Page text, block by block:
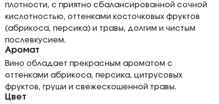
плотности, с приятно сбалансированной сочной
кислотностью, оттенками косточковых фруктов
(абрикоса, персика) и травы, долгим и чистым
послевкусием.
Аромат
Вино обладает прекрасным ароматом с
оттенками абрикоса, персика, цитрусовых
фруктов, груши и свежескошенной травы.
Цвет